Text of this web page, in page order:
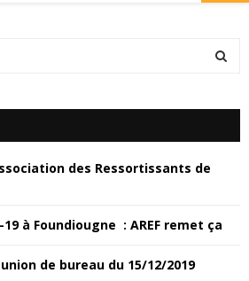
C
des Ressortissants de
à Foundiougne : AREF remet ça
de bureau du 15/12/2019